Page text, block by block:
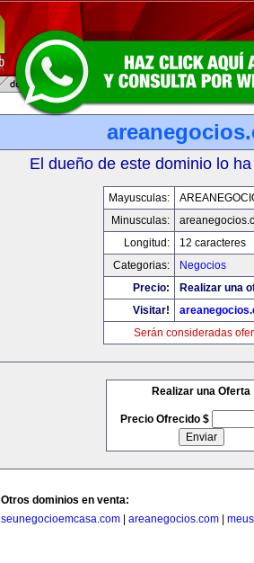
El dueño de este dominio lo
Mayusculas:
Minusculas:
Longitud:
12 caracteres
Categorias:
Negocios
Precio:
Realizar una
Visitar!
Serán consideradas
Realizar una Oferta
Precio Ofrecido $
Otros dominios en venta:
seunegocioemcasa.com
areanegocios.com